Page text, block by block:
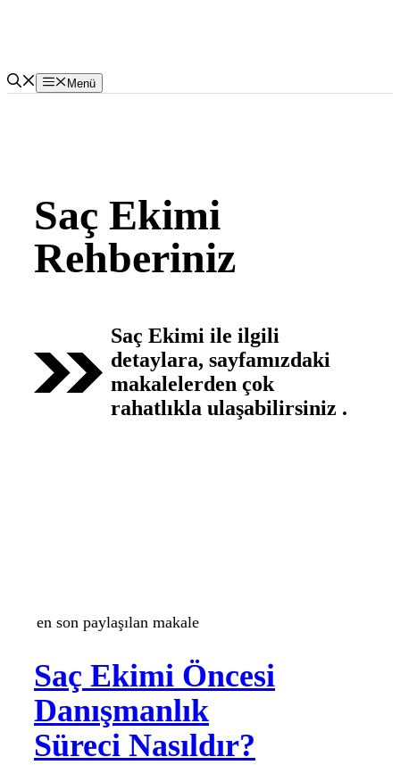
Menü
Saç Ekimi
Rehberiniz
Saç Ekimi ile ilgili
detaylara, sayfamızdaki
makalelerden çok
rahatlıkla ulaşabilirsiniz .
en son paylaşılan makale
Saç Ekimi Öncesi
Danışmanlık
Süreci Nasıldır?